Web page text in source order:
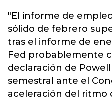
"El informe de
sólido de febrero
tras el informe de
Fed probablemente
declaración de
semestral ante el
aceleración del ritmo